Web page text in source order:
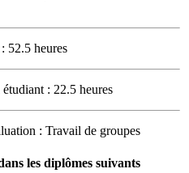
52.5 heures
: 22.5 heures
: Travail de groupes
les diplômes suivants